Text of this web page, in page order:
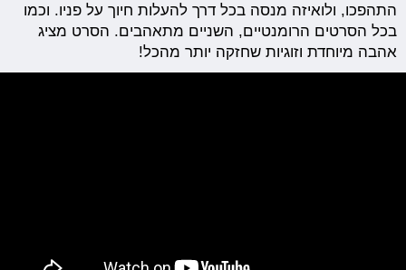
התהפכו, ולואיזה מנסה בכל דרך להעלות חיוך על פניו. וכמו
בכל הסרטים הרומנטיים, השניים מתאהבים. הסרט מציג
אהבה מיוחדת וזוגיות שחזקה יותר מהכל!